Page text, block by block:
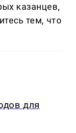
казанцев,
тем, что
для